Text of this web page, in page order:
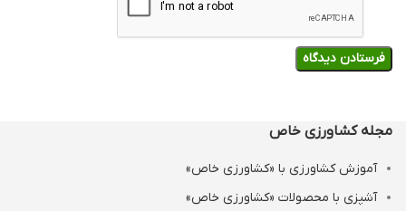
مجله کشاورزی خاص
آموزش کشاورزی با «کشاورزی خاص»
آشپزی با محصولات «کشاورزی خاص»